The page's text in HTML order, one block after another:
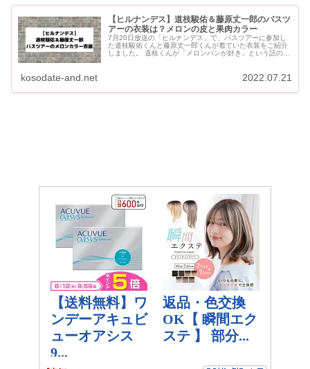
【ヒルナンデス】道枝駿佑＆藤原丈一郎のバスツ
アーの衣装は？メロンの皮と果肉カラー
7月20日放送の「ヒルナンデス」で、バスツアーに参加し
た道枝駿佑くんと藤原丈一郎くんが着ていた衣装をご紹介
しました。 道枝くんが「メロンパンが好き」という話の時
kosodate-and.net 2022.07.21